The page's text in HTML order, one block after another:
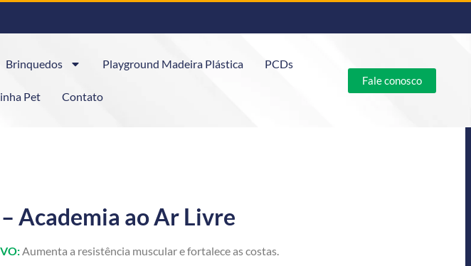
Brinquedos Playground Madeira Plástica PCDs
Pet Contato
Fale conosco
Academia ao Ar Livre
Aumenta a resistência muscular e fortalece as costas.